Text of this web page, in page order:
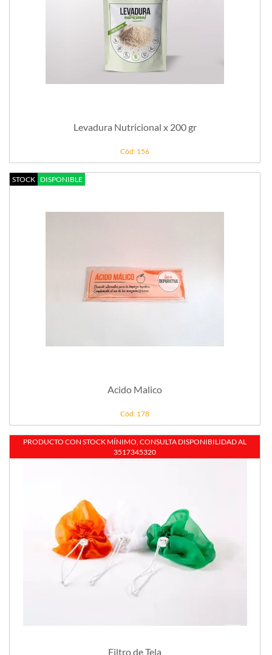
Levadura Nutricional x 200 gr
Cód: 156
STOCK DISPONIBLE
Acido Malico
Cód: 178
STOCK
PRODUCTO CON STOCK MÍNIMO, CONSULTA DISPONIBILIDAD AL
3517345320
Filtro de Tela